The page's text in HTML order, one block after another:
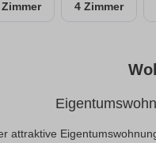
4 Zimmer
attraktive